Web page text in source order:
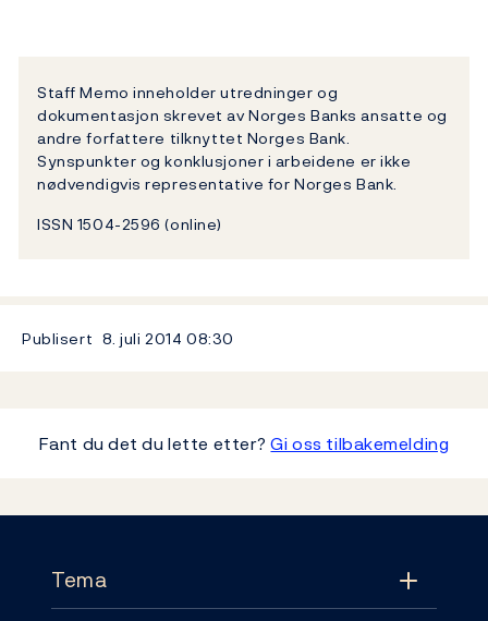
Staff Memo inneholder utredninger og
dokumentasjon skrevet av Norges Banks ansatte og
andre forfattere tilknyttet Norges Bank.
Synspunkter og konklusjoner i arbeidene er ikke
nødvendigvis representative for Norges Bank.
ISSN 1504-2596 (online)
Publisert 8. juli 2014 08:30
Fant du det du lette etter?Gi oss tilbakemelding
Tema